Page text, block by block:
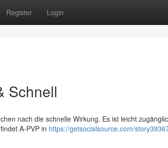
Register Login
Schnell
nach die schnelle Wirkung. Es ist leicht
A-PVP in https://getsocialsource.com/